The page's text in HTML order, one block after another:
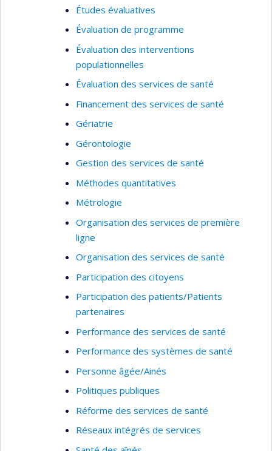
Études évaluatives
Évaluation de programme
Évaluation des interventions
populationnelles
Évaluation des services de santé
Financement des services de santé
Gériatrie
Gérontologie
Gestion des services de santé
Méthodes quantitatives
Métrologie
Organisation des services de première
ligne
Organisation des services de santé
Participation des citoyens
Participation des patients/Patients
partenaires
Performance des services de santé
Performance des systèmes de santé
Personne âgée/Ainés
Politiques publiques
Réforme des services de santé
Réseaux intégrés de services